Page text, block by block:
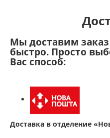
Мы доставим
быстро. Просто
Вас способ:
Доставка в отделение